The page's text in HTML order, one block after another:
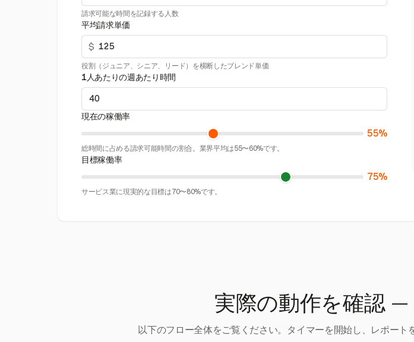
請求可能な時間を記録する人数
平均請求単価
$
役割（ジュニア、シニア、リード）を横断したブレンド単価
1人あたりの週あたり時間
現在の稼働率
55%
総時間に占める請求可能時間の割合。業界平均は55〜60%です。
目標稼働率
75%
サービス業に現実的な目標は70〜80%です。
実際の動作を確認 —
以下のフロー全体をご覧ください。タイマーを開始し、レポー